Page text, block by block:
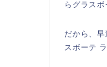
らグラス
だから、
スボーテ